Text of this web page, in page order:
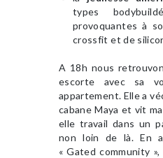
types
provoquantes à
crossfit et de
A 18h nous
escorte avec sa
appartement. Elle a
cabane Maya et vit
elle travail dans un
non loin de là. En
« Gated community